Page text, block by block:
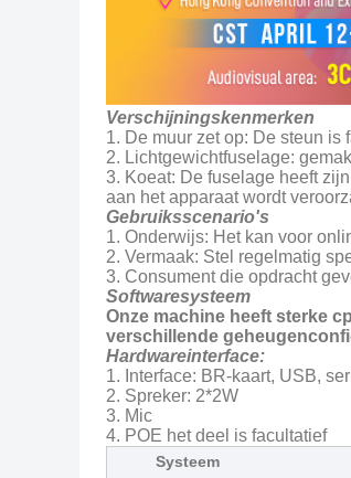
Verschijningskenmerken
1. De muur zet op: De steun
2. Lichtgewichtfuselage:
3. Koeat: De fuselage heeft
aan het apparaat wordt
Gebruiksscenario's
1. Onderwijs: Het kan voor
2. Vermaak: Stel regelmatig
3. Consument die opdracht
Softwaresysteem
Onze machine heeft sterke
verschillende
Hardwareinterface:
1. Interface: BR-kaart, USB,
2. Spreker: 2*2W
3. Mic
4. POE het deel is facultatief
Systeem